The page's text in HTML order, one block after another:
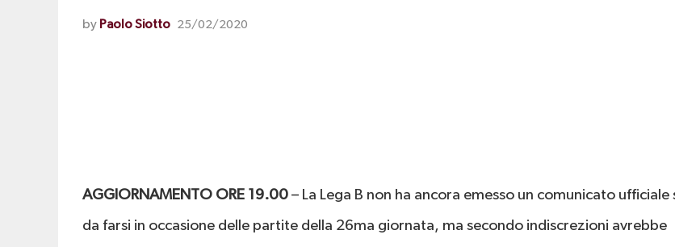
by Paolo Siotto 25/02/2020
AGGIORNAMENTO ORE 19.00 – La Lega B non ha ancora emesso un comunicato ufficiale
da farsi in occasione delle partite della 26ma giornata, ma secondo indiscrezioni avrebbe